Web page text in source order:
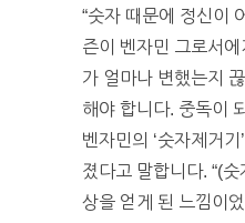
“숫자 때문에 정신이
즌이 벤자민 그로서
가 얼마나 변했는지
해야 합니다. 중독이
벤자민의 ‘숫자제거
졌다고 말합니다. “(
상을 얻게 된 느낌이